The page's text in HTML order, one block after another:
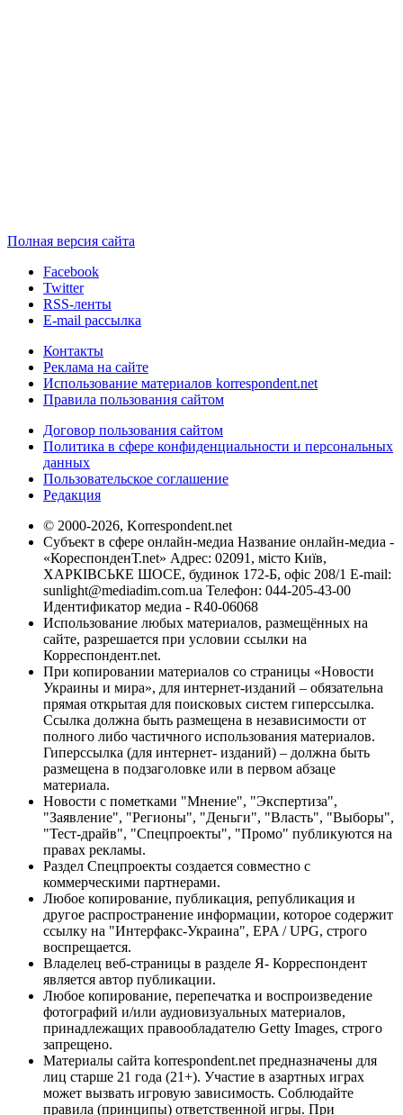
Полная версия сайта
Facebook
Twitter
RSS-ленты
E-mail рассылка
Контакты
Реклама на сайте
Использование материалов korrespondent.net
Правила пользования сайтом
Договор пользования сайтом
Политика в сфере конфиденциальности и персональных
данных
Пользовательское соглашение
Редакция
© 2000-2026, Korrespondent.net
Субъект в сфере онлайн-медиа Название онлайн-медиа -
«КореспонденТ.net» Адрес: 02091, місто Київ,
ХАРКІВСЬКЕ ШОСЕ, будинок 172-Б, офіс 208/1 E-mail:
sunlight@mediadim.com.ua Телефон: 044-205-43-00
Идентификатор медиа - R40-06068
Использование любых материалов, размещённых на
сайте, разрешается при условии ссылки на
Корреспондент.net.
При копировании материалов со страницы «Новости
Украины и мира», для интернет-изданий – обязательна
прямая открытая для поисковых систем гиперссылка.
Ссылка должна быть размещена в независимости от
полного либо частичного использования материалов.
Гиперссылка (для интернет- изданий) – должна быть
размещена в подзаголовке или в первом абзаце
материала.
Новости с пометками "Мнение", "Экспертиза",
"Заявление", "Регионы", "Деньги", "Власть", "Выборы",
"Тест-драйв", "Спецпроекты", "Промо" публикуются на
правах рекламы.
Раздел Спецпроекты создается совместно с
коммерческими партнерами.
Любое копирование, публикация, републикация и
другое распространение информации, которое содержит
ссылку на "Интерфакс-Украина", EPA / UPG, строго
воспрещается.
Владелец веб-страницы в разделе Я- Корреспондент
является автор публикации.
Любое копирование, перепечатка и воспроизведение
фотографий и/или аудиовизуальных материалов,
принадлежащих правообладателю Getty Images, строго
запрещено.
Материалы сайта korrespondent.net предназначены для
лиц старше 21 года (21+). Участие в азартных играх
может вызвать игровую зависимость. Соблюдайте
правила (принципы) ответственной игры. При